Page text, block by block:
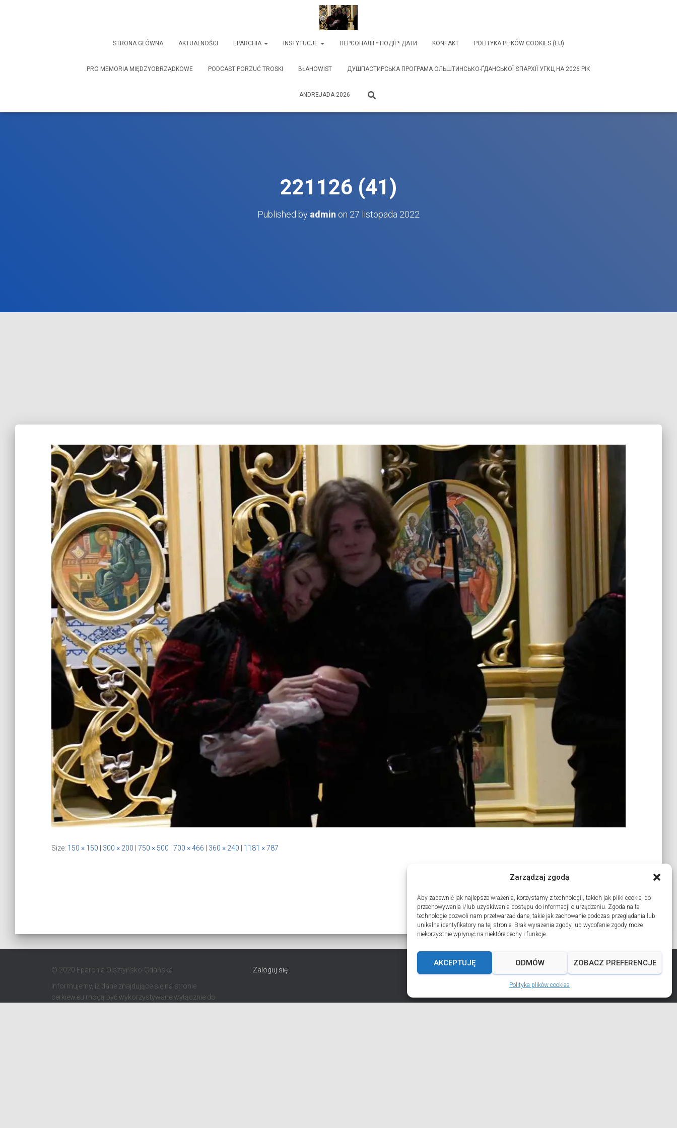
Zarządzaj zgodą
Aby zapewnić jak najlepsze wrażenia, korzystamy z technologii, takich jak pliki cookie, do
przechowywania i/lub uzyskiwania dostępu do informacji o urządzeniu. Zgoda na te
technologie pozwoli nam przetwarzać dane, takie jak zachowanie podczas przeglądania lub
unikalne identyfikatory na tej stronie. Brak wyrażenia zgody lub wycofanie zgody może
niekorzystnie wpłynąć na niektóre cechy i funkcje.
AKCEPTUJĘ ODMÓW ZOBACZ PREFERENCJE
Polityka plików cookies
STRONA GŁÓWNA AKTUALNOŚCI EPARCHIA INSTYTUCJE ПЕРСОНАЛІЇ * ПОДІЇ * ДАТИ KONTAKT POLITYKA PLIKÓW COOKIES (EU)
PRO MEMORIA MIĘDZYOBRZĄDKOWE PODCAST PORZUĆ TROSKI BŁAHOWIST ДУШПАСТИРСЬКА ПРОГРАМА ОЛЬШТИНСЬКО-ҐДАНСЬКОЇ ЄПАРХІЇ УГКЦ НА 2026 РІК
ANDREJADA 2026
221126 (41)
Published by admin on 27 listopada 2022
Size: 150 × 150 | 300 × 200 | 750 × 500 | 700 × 466 | 360 × 240 | 1181 × 787
© 2020 Eparchia Olsztyńsko-Gdańska
Informujemy, iż dane znajdujące się na stronie
cerkiew.eu mogą być wykorzystywane wyłącznie do
Zaloguj się